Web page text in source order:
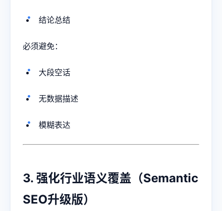
结论总结
必须避免：
大段空话
无数据描述
模糊表达
3. 强化行业语义覆盖（Semantic
SEO升级版）